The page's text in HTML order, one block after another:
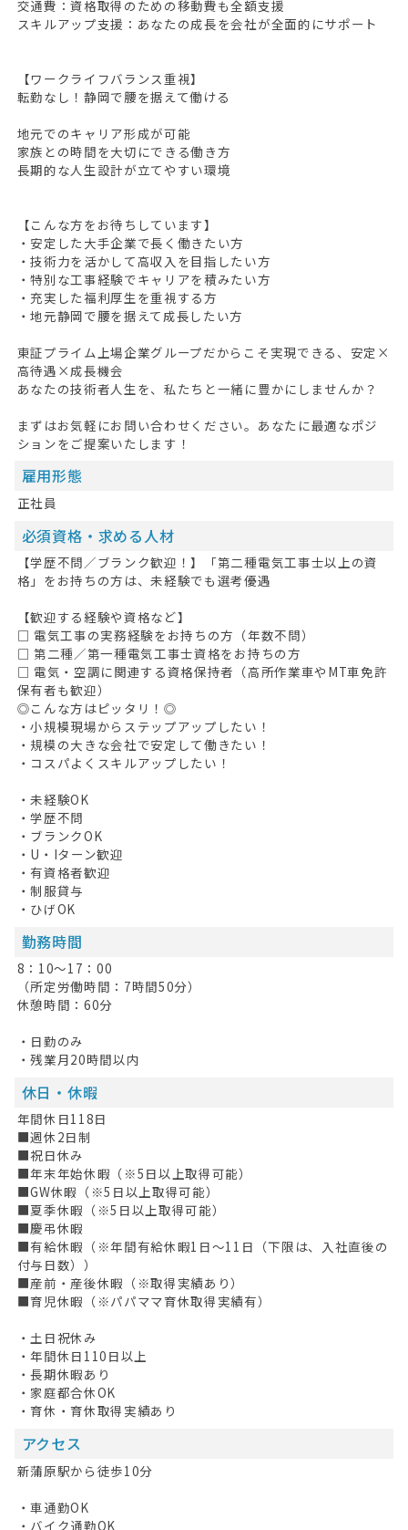
無料会員登録
ログイン
キープした求人 0
お問い合わせ
掲載希望の方へ
交通費：資格取得のための移動費も全額支援
スキルアップ支援：あなたの成長を会社が全面的にサポート
【ワークライフバランス重視】
転勤なし！静岡で腰を据えて働ける
地元でのキャリア形成が可能
家族との時間を大切にできる働き方
長期的な人生設計が立てやすい環境
【こんな方をお待ちしています】
・安定した大手企業で長く働きたい方
・技術力を活かして高収入を目指したい方
・特別な工事経験でキャリアを積みたい方
・充実した福利厚生を重視する方
・地元静岡で腰を据えて成長したい方
東証プライム上場企業グループだからこそ実現できる、安定×
高待遇×成長機会
あなたの技術者人生を、私たちと一緒に豊かにしませんか？
まずはお気軽にお問い合わせください。あなたに最適なポジ
ションをご提案いたします！
雇用形態
正社員
必須資格・求める人材
【学歴不問／ブランク歓迎！】「第二種電気工事士以上の資
格」をお持ちの方は、未経験でも選考優遇
【歓迎する経験や資格など】
□ 電気工事の実務経験をお持ちの方（年数不問）
□ 第二種／第一種電気工事士資格をお持ちの方
□ 電気・空調に関連する資格保持者（高所作業車やMT車免許
保有者も歓迎）
◎こんな方はピッタリ！◎
・小規模現場からステップアップしたい！
・規模の大きな会社で安定して働きたい！
・コスパよくスキルアップしたい！
・未経験OK
・学歴不問
・ブランクOK
・U・Iターン歓迎
・有資格者歓迎
・制服貸与
・ひげOK
勤務時間
8：10～17：00
（所定労働時間：7時間50分）
休憩時間：60分
・日勤のみ
・残業月20時間以内
休日・休暇
年間休日118日
■週休2日制
■祝日休み
■年末年始休暇（※5日以上取得可能）
■GW休暇（※5日以上取得可能）
■夏季休暇（※5日以上取得可能）
■慶弔休暇
■有給休暇（※年間有給休暇1日～11日（下限は、入社直後の
付与日数））
■産前・産後休暇（※取得実績あり）
■育児休暇（※パパママ育休取得実績有）
・土日祝休み
・年間休日110日以上
・長期休暇あり
・家庭都合休OK
・育休・育休取得実績あり
アクセス
新蒲原駅から徒歩10分
・車通勤OK
・バイク通勤OK